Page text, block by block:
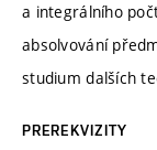
a integrálního
absolvování
studium dalších
PREREKVIZITY